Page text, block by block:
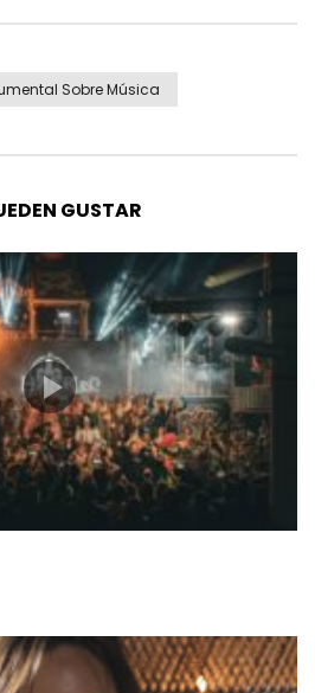
Sobre Música
GUSTAR